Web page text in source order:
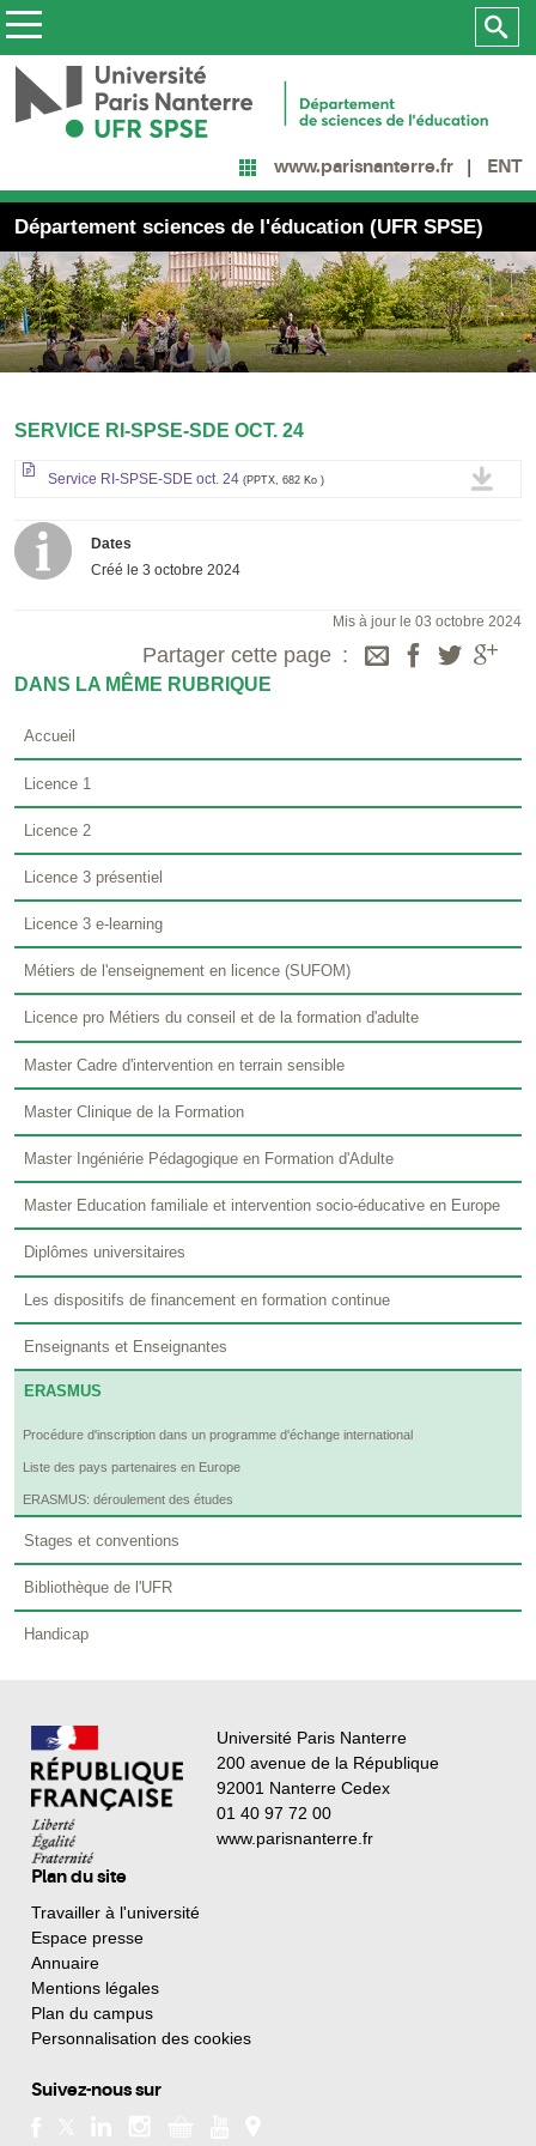
www.parisnanterre.fr ENT
Département sciences de l'éducation (UFR SPSE)
SERVICE RI-SPSE-SDE OCT. 24
Service RI-SPSE-SDE oct. 24 (PPTX, 682 Ko )
Dates
Créé le 3 octobre 2024
Mis à jour le 03 octobre 2024
Partager cette page
DANS LA MÊME RUBRIQUE
Accueil
Licence 1
Licence 2
Licence 3 présentiel
Licence 3 e-learning
Métiers de l'enseignement en licence (SUFOM)
Licence pro Métiers du conseil et de la formation d'adulte
Master Cadre d'intervention en terrain sensible
Master Clinique de la Formation
Master Ingéniérie Pédagogique en Formation d'Adulte
Master Education familiale et intervention socio-éducative en Europe
Diplômes universitaires
Les dispositifs de financement en formation continue
Enseignants et Enseignantes
ERASMUS
Procédure d'inscription dans un programme d'échange international
Liste des pays partenaires en Europe
ERASMUS: déroulement des études
Stages et conventions
Bibliothèque de l'UFR
Handicap
Université Paris Nanterre
200 avenue de la République
92001 Nanterre Cedex
01 40 97 72 00
www.parisnanterre.fr
Plan du site
Travailler à l'université
Espace presse
Annuaire
Mentions légales
Plan du campus
Personnalisation des cookies
Suivez-nous sur